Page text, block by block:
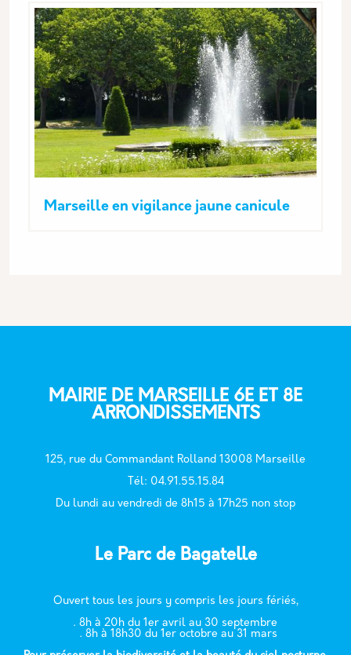
Marseille en vigilance jaune canicule
MAIRIE DE MARSEILLE 6E ET 8E
ARRONDISSEMENTS
125, rue du Commandant Rolland 13008 Marseille
T él: 04.91.55.15.84
Du lundi au vendredi de 8h15 à 17h25 non stop
Le Parc de Bagatelle
Ouvert tous les jours y compris les jours fériés,
. 8h à 20h du 1er avril au 30 septembre
. 8h à 18h30 du 1er octobre au 31 mars